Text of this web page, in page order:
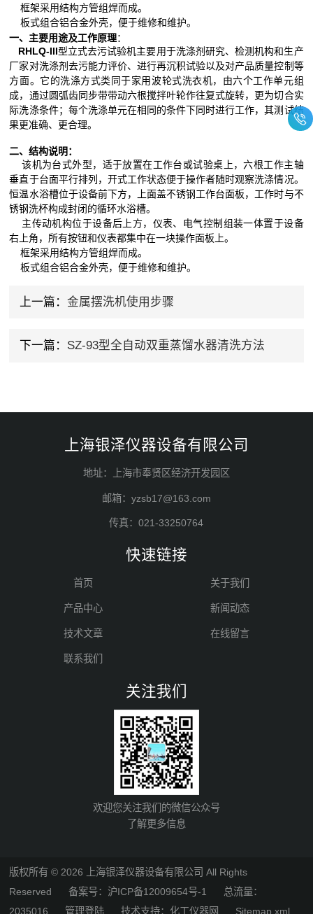
框架采用结构方管组焊而成。
板式组合铝合金外壳，便于维修和维护。
一、主要用途及工作原理：
RHLQ-III型立式去污试验机主要用于洗涤剂研究、检测机构和生产
厂家对洗涤剂去污能力评价、进行再沉积试验以及对产品质量控制等
方面。它的洗涤方式类同于家用波轮式洗衣机，由六个工作单元组
成，通过圆弧齿同步带带动六根搅拌叶轮作往复式旋转，更为切合实
际洗涤条件；每个洗涤单元在相同的条件下同时进行工作，其测试结
果更准确、更合理。
二、结构说明：
该机为台式外型，适于放置在工作台或试验桌上，六根工作主轴
垂直于台面平行排列，开式工作状态便于操作者随时观察洗涤情况。
恒温水浴槽位于设备前下方，上面盖不锈钢工作台面板，工作时与不
锈钢洗杯构成封闭的循环水浴槽。
主传动机构位于设备后上方，仪表、电气控制组装一体置于设备
右上角，所有按钮和仪表都集中在一块操作面板上。
框架采用结构方管组焊而成。
板式组合铝合金外壳，便于维修和维护。
上一篇： 金属摆洗机使用步骤
下一篇： SZ-93型全自动双重蒸馏水器清洗方法
上海银泽仪器设备有限公司
地址：上海市奉贤区经济开发园区
邮箱：yzsb17@163.com
传真：021-33250764
快速链接
首页 关于我们
产品中心 新闻动态
技术文章 在线留言
联系我们
关注我们
欢迎您关注我们的微信公众号
了解更多信息
版权所有 © 2026 上海银泽仪器设备有限公司 All Rights
Reserved备案号：沪ICP备12009654号-1
总流量：
2035016 管理登陆 技术支持：化工仪器网 Sitemap.xml